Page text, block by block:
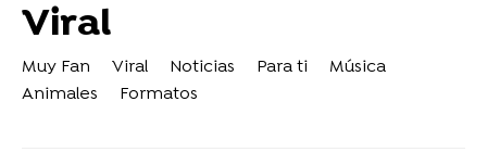
Viral
Muy Fan Viral Noticias Para ti
Música
Animales
Formatos